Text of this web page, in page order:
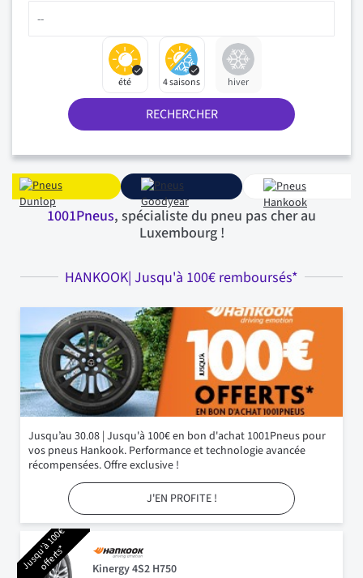
été 4 saisons hiver
RECHERCHER
1001Pneus, spécialiste du pneu pas cher au
Luxembourg !
HANKOOK| Jusqu'à 100€ remboursés*
Jusqu’au 30.08 | Jusqu'à 100€ en bon d'achat 1001Pneus pour
vos pneus Hankook. Performance et technologie avancée
récompensées. Offre exclusive !
J'EN PROFITE !
J
u
s
q
u
'
à
1
0
0
€
o
f
f
e
r
t
s
* Kinergy 4S2 H750